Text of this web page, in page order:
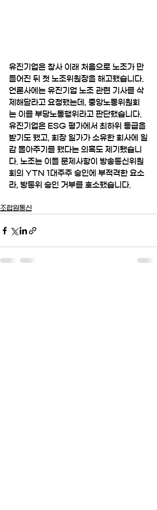
유진기업은 창사 이래 처음으로 노조가 만
들어진 뒤 첫 노조위원장을 해고했습니다.
언론사에는 유진기업 노조 관련 기사를 삭
제해달라고 요청했는데, 중앙노동위원회
는 이를 부당노동행위라고 판단했습니다.
유진기업은 ESG 평가에서 최하위 등급을
받기도 했고, 회장 일가가 소유한 회사에 일
감 몰아주기를 했다는 의혹도 제기됐습니
다. 노조는 이들 문제사항이 방송통신위원
회의 YTN 1대주주 승인에 부적격한 요소
라, 방통위 승인 거부를 호소했습니다.
조합원통신